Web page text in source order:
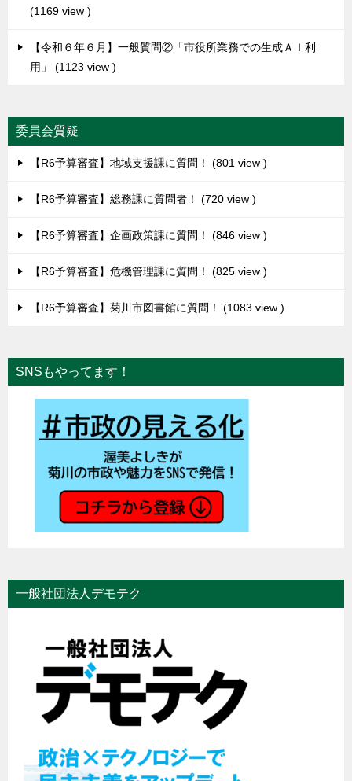
1169 view
【令和６年６月】一般質問②「市役所業務での生成ＡＩ利
用」
1123 view
委員会質疑
【R6予算審査】地域支援課に質問！ 801 view
【R6予算審査】総務課に質問者！ 720 view
【R6予算審査】企画政策課に質問！ 846 view
【R6予算審査】危機管理課に質問！ 825 view
【R6予算審査】菊川市図書館に質問！ 1083 view
SNSもやってます！
一般社団法人デモテク